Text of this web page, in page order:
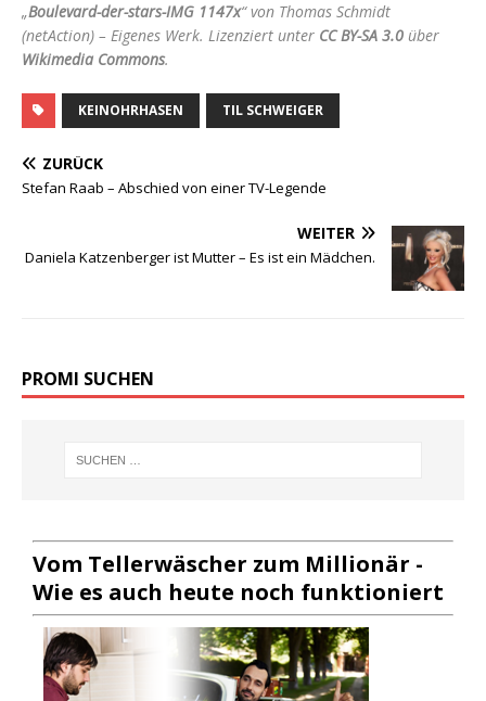
„Boulevard-der-stars-IMG 1147x“ von Thomas Schmidt
(netAction) – Eigenes Werk. Lizenziert unter CC BY-SA 3.0 über
Wikimedia Commons.
KEINOHRHASEN TIL SCHWEIGER
ZURÜCK
Stefan Raab – Abschied von einer TV-Legende
WEITER
Daniela Katzenberger ist Mutter – Es ist ein Mädchen.
PROMI SUCHEN
Vom Tellerwäscher zum Millionär -
Wie es auch heute noch funktioniert